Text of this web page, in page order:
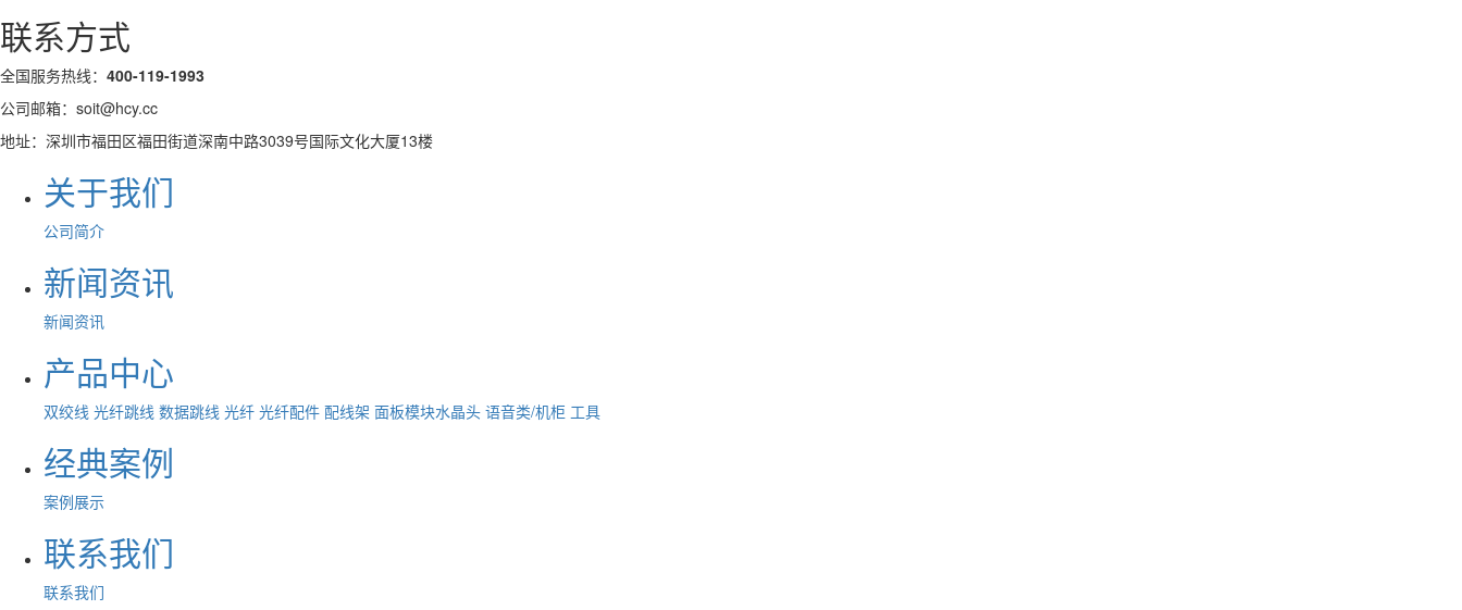
联系方式
全国服务热线： 400-119-1993
公司邮箱：soit@hcy.cc
地址：深圳市福田区福田街道深南中路3039号国际文化大厦13楼
关于我们
公司简介
新闻资讯
新闻资讯
产品中心
双绞线 光纤跳线 数据跳线 光纤 光纤配件 配线架 面板模块水晶头 语音类/机柜 工具
经典案例
案例展示
联系我们
联系我们